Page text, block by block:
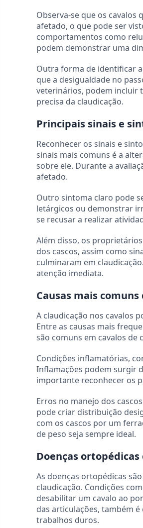
Observa-se que os
afetado, o que pode ser
comportamentos como
podem demonstrar uma
Outra forma de identificar
que a desigualdade no
veterinários, podem incluir
precisa da claudicação.
Principais sinais e
Reconhecer os sinais e
sinais mais comuns é a
sobre ele. Durante a
afetado.
Outro sintoma claro pode
letárgicos ou demonstrar
se recusar a realizar
Além disso, os
dos cascos, assim como
culminaram em
atenção imediata.
Causas mais
A claudicação nos cavalos
Entre as causas mais
são comuns em cavalos
Condições inflamatórias,
Inflamações podem surgir
importante reconhecer os
Erros no manejo dos
pode criar distribuição
com os cascos por um
de peso seja sempre ideal.
Doenças
As doenças ortopédicas
claudicação. Condições
desabilitar um cavalo ao
das articulações, também
trabalhos duros.